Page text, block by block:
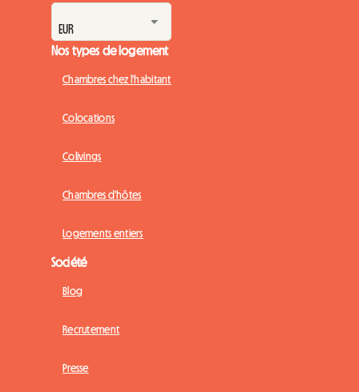
Nos types de logement
Chambres chez l'habitant
Colocations
Colivings
Chambres d'hôtes
Logements entiers
Société
Blog
Recrutement
Presse